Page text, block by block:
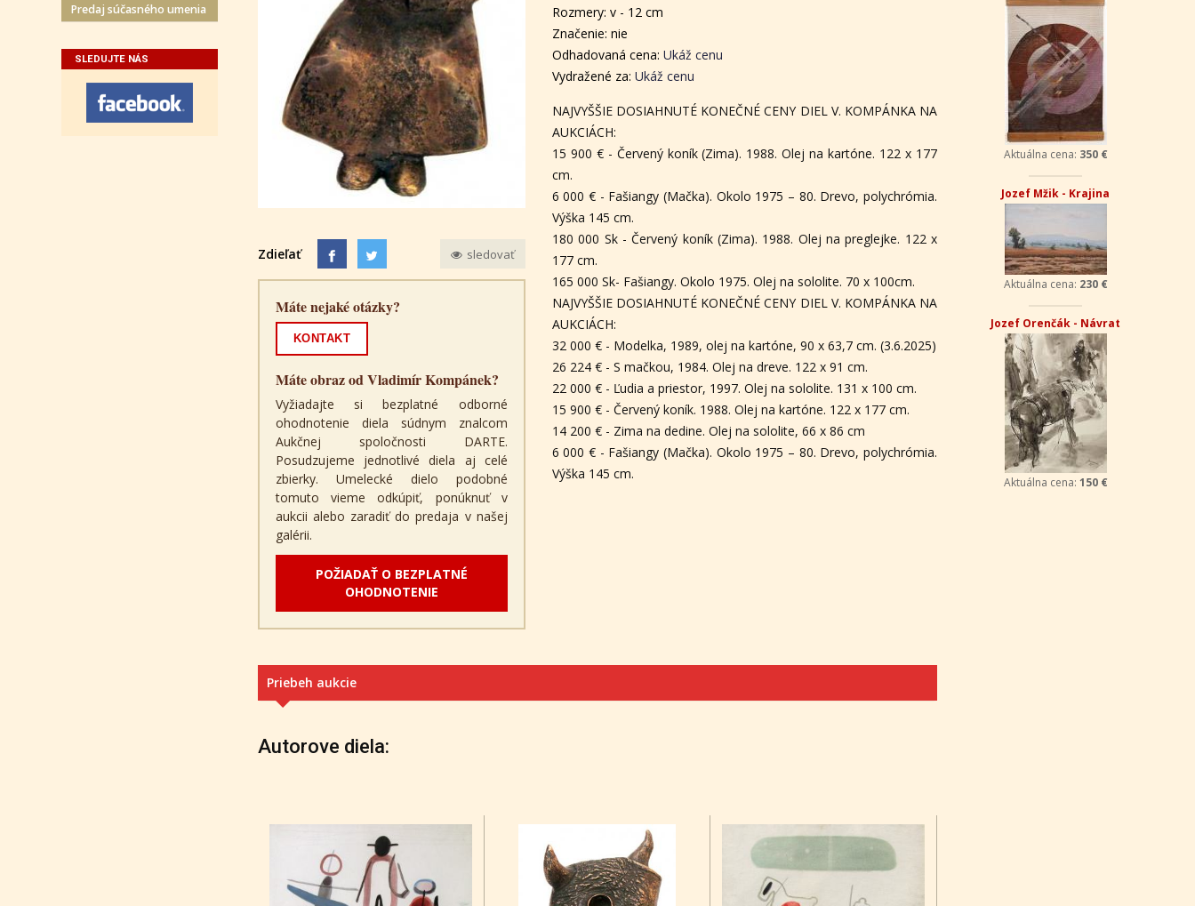
Predaj súčasného umenia
SLEDUJTE NÁS
Zdieľať sledovať
Máte nejaké otázky?
KONTAKT
Máte obraz od Vladimír Kompánek?
Vyžiadajte si bezplatné odborné
ohodnotenie diela súdnym znalcom
Aukčnej spoločnosti DARTE.
Posudzujeme jednotlivé diela aj celé
zbierky. Umelecké dielo podobné
tomuto vieme odkúpiť, ponúknuť v
aukcii alebo zaradiť do predaja v našej
galérii.
POŽIADAŤ O BEZPLATNÉ
OHODNOTENIE
Rozmery: v - 12 cm
Značenie: nie
Odhadovaná cena: Ukáž cenu
Vydražené za: Ukáž cenu
NAJVYŠŠIE DOSIAHNUTÉ KONEČNÉ CENY DIEL V. KOMPÁNKA NA
AUKCIÁCH:
15 900 € - Červený koník (Zima). 1988. Olej na kartóne. 122 x 177
cm.
6 000 € - Fašiangy (Mačka). Okolo 1975 – 80. Drevo, polychrómia.
Výška 145 cm.
180 000 Sk - Červený koník (Zima). 1988. Olej na preglejke. 122 x
177 cm.
165 000 Sk- Fašiangy. Okolo 1975. Olej na sololite. 70 x 100cm.
NAJVYŠŠIE DOSIAHNUTÉ KONEČNÉ CENY DIEL V. KOMPÁNKA NA
AUKCIÁCH:
32 000 € - Modelka, 1989, olej na kartóne, 90 x 63,7 cm. (3.6.2025)
26 224 € - S mačkou, 1984. Olej na dreve. 122 x 91 cm.
22 000 € - Ľudia a priestor, 1997. Olej na sololite. 131 x 100 cm.
15 900 € - Červený koník. 1988. Olej na kartóne. 122 x 177 cm.
14 200 € - Zima na dedine. Olej na sololite, 66 x 86 cm
6 000 € - Fašiangy (Mačka). Okolo 1975 – 80. Drevo, polychrómia.
Výška 145 cm.
Priebeh aukcie
Autorove diela:
Aktuálna cena: 350 €
Jozef Mžik - Krajina
Aktuálna cena: 230 €
Jozef Orenčák - Návrat
Aktuálna cena: 150 €